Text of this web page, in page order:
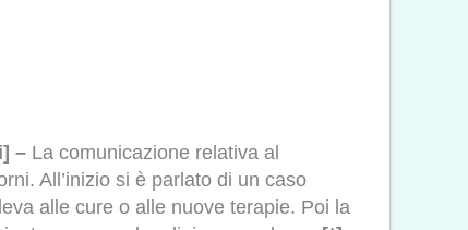
– La comunicazione relativa al
All’inizio si è parlato di un caso
alle cure o alle nuove terapie. Poi la